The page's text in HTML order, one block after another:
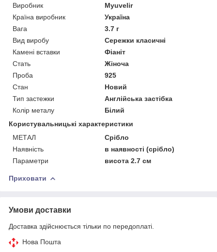
Виробник
Myuvelir
Країна виробник
Україна
Вага
3.7 г
Вид виробу
Сережки класичні
Камені вставки
Фіаніт
Стать
Жіноча
Проба
925
Стан
Новий
Тип застежки
Англійська застібка
Колір металу
Білий
Користувальницькі характеристики
МЕТАЛ
Срібло
Наявність
в наявності (срібло)
Параметри
висота 2.7 см
Приховати
Умови доставки
Доставка здійснюється тільки по передоплаті.
Нова Пошта